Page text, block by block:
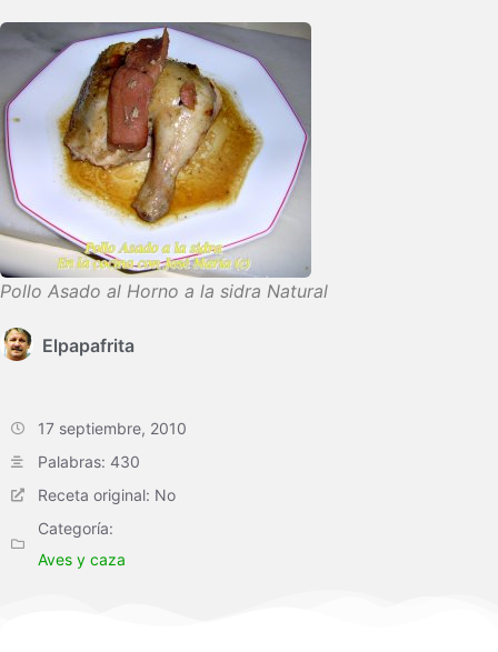
Pollo Asado al Horno a la sidra Natural
Elpapafrita
17 septiembre, 2010
Palabras: 430
Receta original: No
Categoría:
Aves y caza